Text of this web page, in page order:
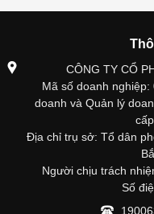
CÔNG TY CỔ
Mã số doanh
doanh và Quản lý
Địa chỉ trụ sở: Tổ dân
Người chịu trách
Số